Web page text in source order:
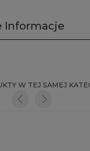
Informacje
W TEJ SAMEJ